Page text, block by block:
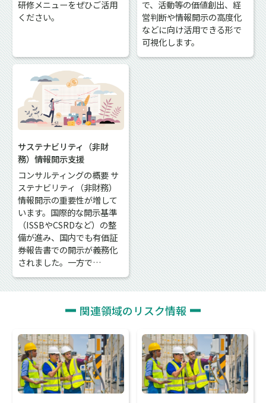
研修メニューをぜひご活用
ください。
で、活動等の価値創出、経
営判断や情報開示の高度化
などに向け活用できる形で
可視化します。
サステナビリティ（非財
務）情報開示支援
コンサルティングの概要 サ
ステナビリティ（非財務）
情報開示の重要性が増して
います。国際的な開示基準
（ISSBやCSRDなど）の整
備が進み、国内でも有価証
券報告書での開示が義務化
されました。一方で…
関連領域のリスク情報